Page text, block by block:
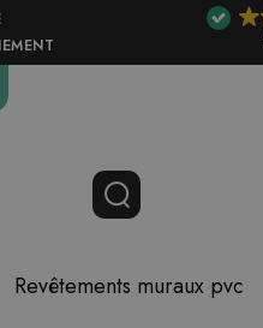
Revêtements muraux pvc